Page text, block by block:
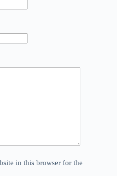
in this browser for the